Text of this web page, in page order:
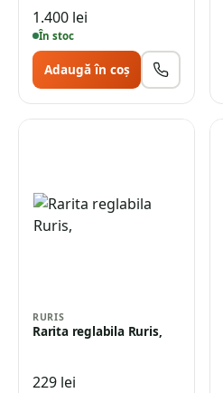
1.400 lei
În stoc
Adaugă în coș
RURIS
Rarita reglabila Ruris,
229 lei